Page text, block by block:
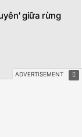
giữa rừng